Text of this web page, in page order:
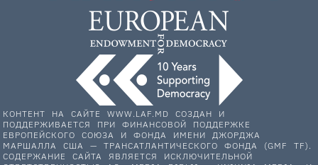
КОНТЕНТ НА САЙТЕ WWW.LAF.MD СОЗДАН И
ПОДДЕРЖИВАЕТСЯ ПРИ ФИНАНСОВОЙ ПОДДЕРЖКЕ
ЕВРОПЕЙСКОГО СОЮЗА И ФОНДА ИМЕНИ ДЖОРДЖА
МАРШАЛЛА США — ТРАНСАТЛАНТИЧЕСКОГО ФОНДА (GMF TF).
СОДЕРЖАНИЕ САЙТА ЯВЛЯЕТСЯ ИСКЛЮЧИТЕЛЬНОЙ